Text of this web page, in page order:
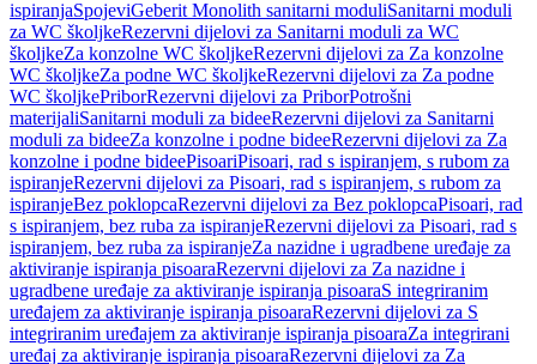
ispiranjaSpojeviGeberit Monolith sanitarni moduliSanitarni moduli
za WC školjkeRezervni dijelovi za Sanitarni moduli za WC
školjkeZa konzolne WC školjkeRezervni dijelovi za Za konzolne
WC školjkeZa podne WC školjkeRezervni dijelovi za Za podne
WC školjkePriborRezervni dijelovi za PriborPotrošni
materijaliSanitarni moduli za bideeRezervni dijelovi za Sanitarni
moduli za bideeZa konzolne i podne bideeRezervni dijelovi za Za
konzolne i podne bideePisoariPisoari, rad s ispiranjem, s rubom za
ispiranjeRezervni dijelovi za Pisoari, rad s ispiranjem, s rubom za
ispiranjeBez poklopcaRezervni dijelovi za Bez poklopcaPisoari, rad
s ispiranjem, bez ruba za ispiranjeRezervni dijelovi za Pisoari, rad s
ispiranjem, bez ruba za ispiranjeZa nazidne i ugradbene uređaje za
aktiviranje ispiranja pisoaraRezervni dijelovi za Za nazidne i
ugradbene uređaje za aktiviranje ispiranja pisoaraS integriranim
uređajem za aktiviranje ispiranja pisoaraRezervni dijelovi za S
integriranim uređajem za aktiviranje ispiranja pisoaraZa integrirani
uređaj za aktiviranje ispiranja pisoaraRezervni dijelovi za Za